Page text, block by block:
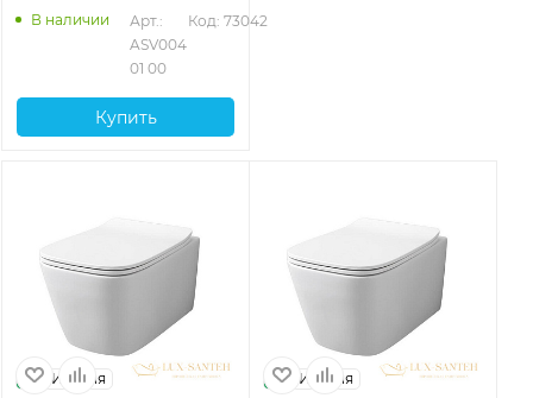
безободковая, белый
В наличии
Арт.:
ASV004
01 00
Код: 73042
Купить
Италия Италия